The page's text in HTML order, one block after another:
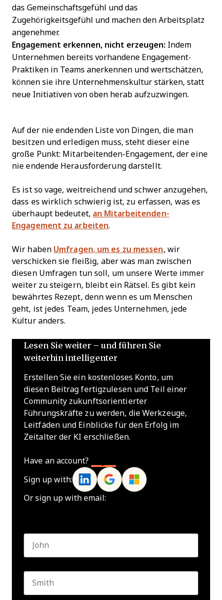
das Gemeinschaftsgefühl und das
Zugehörigkeitsgefühl und machen den Arbeitsplatz
angenehmer.
Engagement erkennen, nicht erzeugen: Indem
Unternehmen bereits vorhandene Engagement-
Praktiken in Teams anerkennen und wertschätzen,
können sie ihre Unternehmenskultur stärken, statt
neue Initiativen von oben herab aufzuzwingen.
Auf der nie endenden Liste von Dingen, die man
besitzen und erledigen muss, steht dieser eine
große Punkt: Mitarbeitenden-Engagement, der eine
nie endende Herausforderung darstellt.
Es ist so vage, weitreichend und schwer anzugehen,
dass es wirklich schwierig ist, zu erfassen, was es
überhaupt bedeutet, an Mitarbeitenden-
Engagement zu arbeiten.
Wir haben Umfragen, um es zu messen, wir
verschicken sie fleißig, aber was man zwischen
diesen Umfragen tun soll, um unsere Werte immer
weiter zu steigern, bleibt ein Rätsel. Es gibt kein
bewährtes Rezept, denn wenn es um Menschen
geht, ist jedes Team, jedes Unternehmen, jede
Kultur anders.
Lesen Sie weiter – und führen Sie
weiterhin intelligenter
Erstellen Sie ein kostenloses Konto, um
diesen Beitrag fertigzulesen und Teil einer
Community zukunftsorientierter
Führungskräfte zu werden, die Werkzeuge,
Leitfäden und Einblicke für den Erfolg im
Zeitalter der KI erschließen.
Have an account?
Sign up with:
Or sign up with email: